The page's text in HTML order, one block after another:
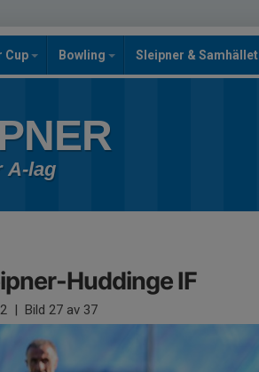
Cup Bowling Sleipner & Samhället
A-lag
Huddinge IF
| Bild 27 av 37